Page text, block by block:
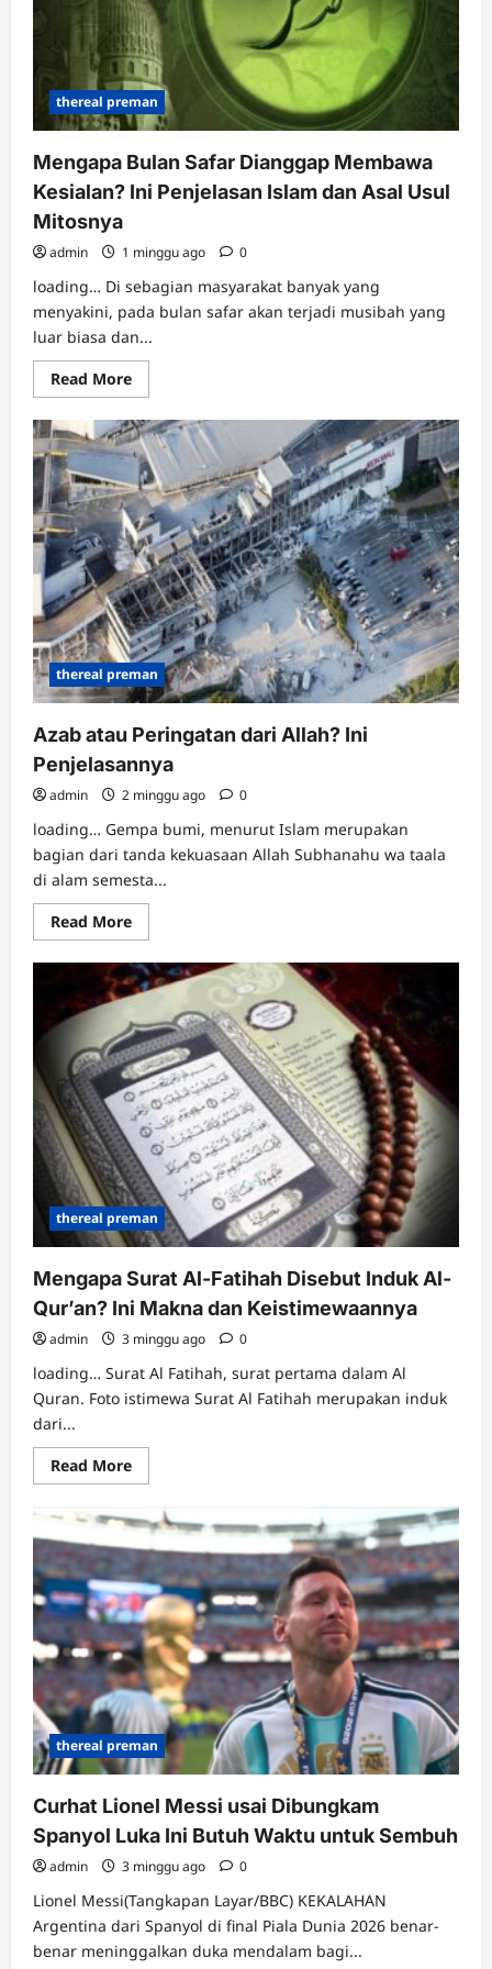
thereal preman
Mengapa Bulan Safar Dianggap Membawa
Kesialan? Ini Penjelasan Islam dan Asal Usul
Mitosnya
admin 1 minggu ago 0
loading… Di sebagian masyarakat banyak yang
menyakini, pada bulan safar akan terjadi musibah yang
luar biasa dan...
Read MoreRead
more
Mengapa
Bulan
Safar
Dianggap
Membawa
Kesialan?
Ini
Penjelasan
Islam
dan
Asal
Usul
Mitosnya
thereal preman
Azab atau Peringatan dari Allah? Ini
Penjelasannya
admin 2 minggu ago 0
loading… Gempa bumi, menurut Islam merupakan
bagian dari tanda kekuasaan Allah Subhanahu wa taala
di alam semesta...
Read MoreRead
more
Azab
atau
Peringatan
Allah?
Ini
Penjelasannya
thereal preman
Mengapa Surat Al-Fatihah Disebut Induk Al-
Qur’an? Ini Makna dan Keistimewaannya
admin 3 minggu ago 0
loading… Surat Al Fatihah, surat pertama dalam Al
Quran. Foto istimewa Surat Al Fatihah merupakan induk
dari...
Read MoreRead
more
Mengapa
Surat
Fatihah
Disebut
Induk
Al-
Qur’an?
Ini
Makna
dan
Keistimewaannya
thereal preman
Curhat Lionel Messi usai Dibungkam
Spanyol Luka Ini Butuh Waktu untuk Sembuh
admin 3 minggu ago 0
Lionel Messi(Tangkapan Layar/BBC) KEKALAHAN
Argentina dari Spanyol di final Piala Dunia 2026 benar-
benar meninggalkan duka mendalam bagi...